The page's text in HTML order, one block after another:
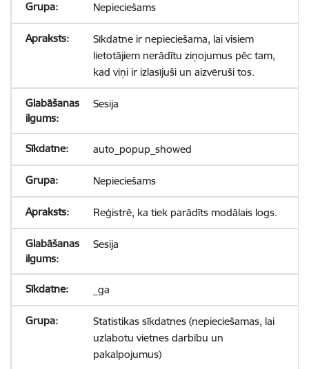
Nepieciešams
Sīkdatne ir nepieciešama, lai visiem
lietotājiem nerādītu ziņojumus pēc tam,
kad viņi ir izlasījuši un aizvēruši tos.
Sesija
auto_popup_showed
Nepieciešams
Reģistrē, ka tiek parādīts modālais logs.
Sesija
_ga
Statistikas sīkdatnes (nepieciešamas, lai
uzlabotu vietnes darbību un
pakalpojumus)